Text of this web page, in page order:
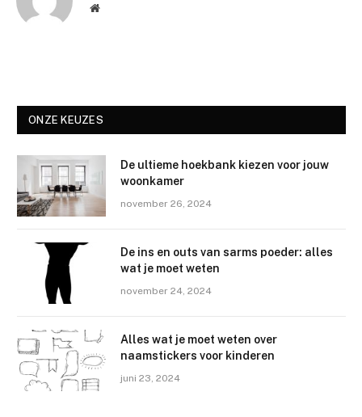
Website
ONZE KEUZES
De ultieme hoekbank kiezen voor jouw
woonkamer
november 26, 2024
De ins en outs van sarms poeder: alles
wat je moet weten
november 24, 2024
Alles wat je moet weten over
naamstickers voor kinderen
juni 23, 2024